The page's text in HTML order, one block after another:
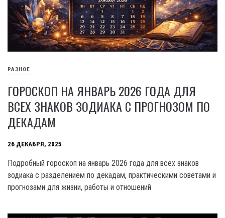
РАЗНОЕ
ГОРОСКОП НА ЯНВАРЬ 2026 ГОДА ДЛЯ
ВСЕХ ЗНАКОВ ЗОДИАКА С ПРОГНОЗОМ ПО
ДЕКАДАМ
26 ДЕКАБРЯ, 2025
Подробный гороскоп на январь 2026 года для всех знаков
зодиака с разделением по декадам, практическими советами и
прогнозами для жизни, работы и отношений